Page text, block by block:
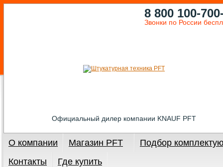
Официальный дилер компании KNAUF PFT
8 800 100-
Звонки по России
О компании Магазин PFT
Подбор
Контакты
Где купить